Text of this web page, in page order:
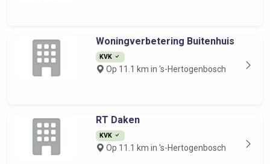
Woningverbetering Buitenhuis
KVK
Op 11.1 km in 's-Hertogenbosch
RT Daken
KVK
Op 11.1 km in 's-Hertogenbosch